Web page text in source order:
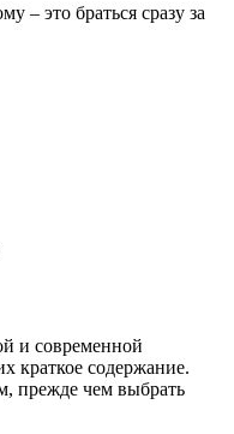
– это браться сразу за
и современной
краткое содержание.
прежде чем выбрать